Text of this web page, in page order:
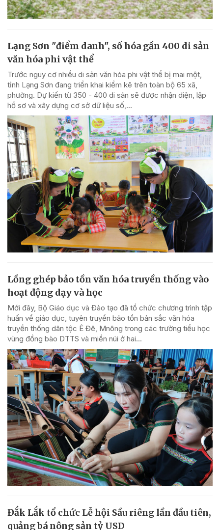
Lạng Sơn "điểm danh", số hóa gần 400 di sản
văn hóa phi vật thể
Trước nguy cơ nhiều di sản văn hóa phi vật thể bị mai một,
tỉnh Lạng Sơn đang triển khai kiểm kê trên toàn bộ 65 xã,
phường. Dự kiến từ 350 - 400 di sản sẽ được nhận diện, lập
hồ sơ và xây dựng cơ sở dữ liệu số,...
Lồng ghép bảo tồn văn hóa truyền thống vào
hoạt động dạy và học
Mới đây, Bộ Giáo dục và Đào tạo đã tổ chức chương trình tập
huấn về giáo dục, tuyên truyền bảo tồn bản sắc văn hóa
truyền thống dân tộc Ê Đê, Mnông trong các trường tiểu học
vùng đồng bào DTTS và miền núi ở hai...
Đắk Lắk tổ chức Lễ hội Sầu riêng lần đầu tiên,
quảng bá nông sản tỷ USD